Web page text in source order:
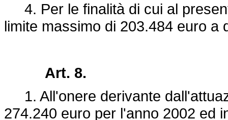
4. Per le finalità di cui al
limite massimo di 203.484 euro a
Art. 8.
1. All'onere derivante
274.240 euro per l'anno 2002 ed